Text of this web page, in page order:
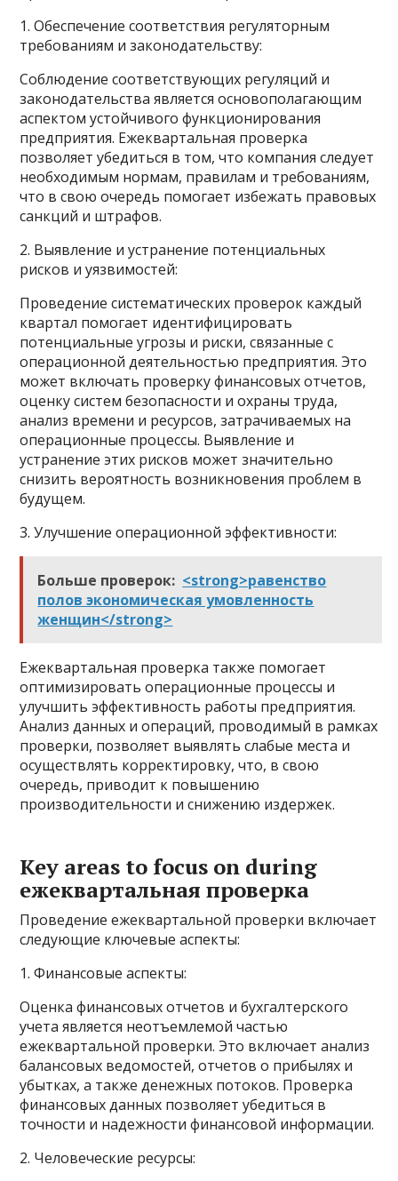
1. Обеспечение соответствия регуляторным
требованиям и законодательству:
Соблюдение соответствующих регуляций и
законодательства является основополагающим
аспектом устойчивого функционирования
предприятия. Ежеквартальная проверка
позволяет убедиться в том, что компания следует
необходимым нормам, правилам и требованиям,
что в свою очередь помогает избежать правовых
санкций и штрафов.
2. Выявление и устранение потенциальных
рисков и уязвимостей:
Проведение систематических проверок каждый
квартал помогает идентифицировать
потенциальные угрозы и риски, связанные с
операционной деятельностью предприятия. Это
может включать проверку финансовых отчетов,
оценку систем безопасности и охраны труда,
анализ времени и ресурсов, затрачиваемых на
операционные процессы. Выявление и
устранение этих рисков может значительно
снизить вероятность возникновения проблем в
будущем.
3. Улучшение операционной эффективности:
Больше проверок: <strong>равенство
полов экономическая умовленность
женщин</strong>
Ежеквартальная проверка также помогает
оптимизировать операционные процессы и
улучшить эффективность работы предприятия.
Анализ данных и операций, проводимый в рамках
проверки, позволяет выявлять слабые места и
осуществлять корректировку, что, в свою
очередь, приводит к повышению
производительности и снижению издержек.
Key areas to focus on during
ежеквартальная проверка
Проведение ежеквартальной проверки включает
следующие ключевые аспекты:
1. Финансовые аспекты:
Оценка финансовых отчетов и бухгалтерского
учета является неотъемлемой частью
ежеквартальной проверки. Это включает анализ
балансовых ведомостей, отчетов о прибылях и
убытках, а также денежных потоков. Проверка
финансовых данных позволяет убедиться в
точности и надежности финансовой информации.
2. Человеческие ресурсы: